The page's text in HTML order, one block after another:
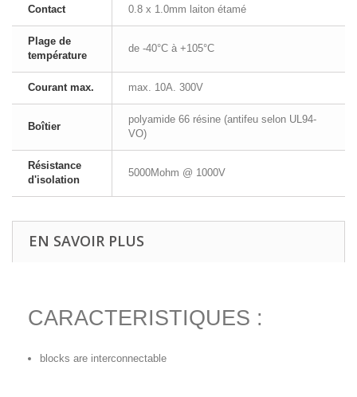
Contact 0.8 x 1.0mm laiton étamé
Plage de
température
de -40°C à +105°C
Courant max. max. 10A. 300V
Boîtier
polyamide 66 résine (antifeu selon UL94-
VO)
Résistance
d'isolation
5000Mohm @ 1000V
EN SAVOIR PLUS
CARACTERISTIQUES :
blocks are interconnectable